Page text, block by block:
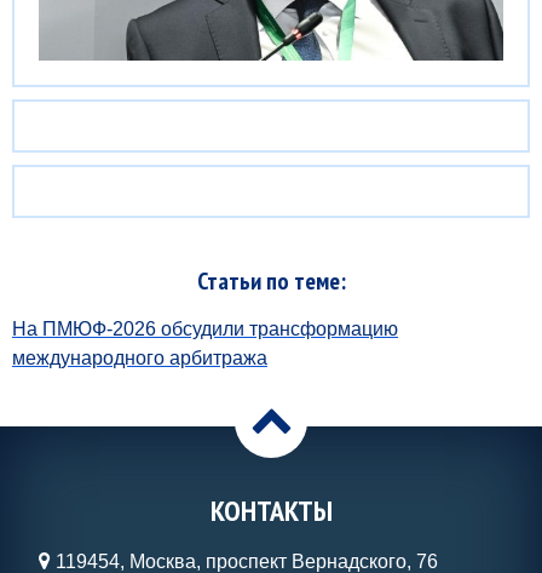
Статьи по теме:
На ПМЮФ-2026 обсудили трансформацию
международного арбитража
>
КОНТАКТЫ
119454, Москва, проспект Вернадского, 76